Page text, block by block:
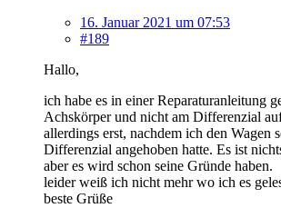
16. Januar 2021 um 07:53
#189
Hallo,
ich habe es in einer Reparaturanleitung
Achskörper und nicht am Differenzial
allerdings erst, nachdem ich den Wagen
Differenzial angehoben hatte. Es ist
aber es wird schon seine Gründe haben.
leider weiß ich nicht mehr wo ich es
beste Grüße